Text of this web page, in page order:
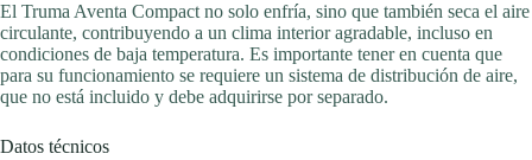
El Truma Aventa Compact no solo enfría, sino que también seca el aire
circulante, contribuyendo a un clima interior agradable, incluso en
condiciones de baja temperatura. Es importante tener en cuenta que
para su funcionamiento se requiere un sistema de distribución de aire,
que no está incluido y debe adquirirse por separado.
Datos técnicos